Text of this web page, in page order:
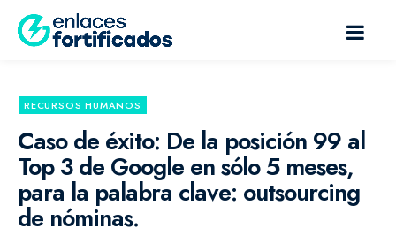
RECURSOS HUMANOS
Caso de éxito: De la posición 99 al
Top 3 de Google en sólo 5 meses,
para la palabra clave: outsourcing
de nóminas.